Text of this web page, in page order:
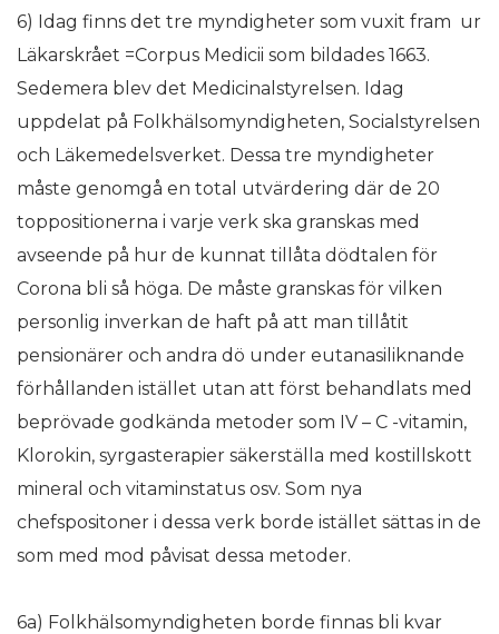
6) Idag finns det tre myndigheter som vuxit fram ur
Läkarskrået =Corpus Medicii som bildades 1663.
Sedemera blev det Medicinalstyrelsen. Idag
uppdelat på Folkhälsomyndigheten, Socialstyrelsen
och Läkemedelsverket. Dessa tre myndigheter
måste genomgå en total utvärdering där de 20
toppositionerna i varje verk ska granskas med
avseende på hur de kunnat tillåta dödtalen för
Corona bli så höga. De måste granskas för vilken
personlig inverkan de haft på att man tillåtit
pensionärer och andra dö under eutanasiliknande
förhållanden istället utan att först behandlats med
beprövade godkända metoder som IV – C -vitamin,
Klorokin, syrgasterapier säkerställa med kostillskott
mineral och vitaminstatus osv. Som nya
chefspositoner i dessa verk borde istället sättas in de
som med mod påvisat dessa metoder.
6a) Folkhälsomyndigheten borde finnas bli kvar